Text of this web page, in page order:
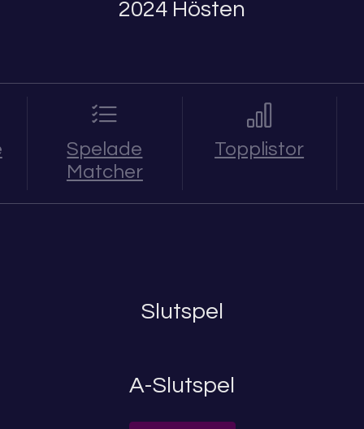
2024 Hösten
Spelade
Matcher
Topplistor
Slutspel
A-Slutspel